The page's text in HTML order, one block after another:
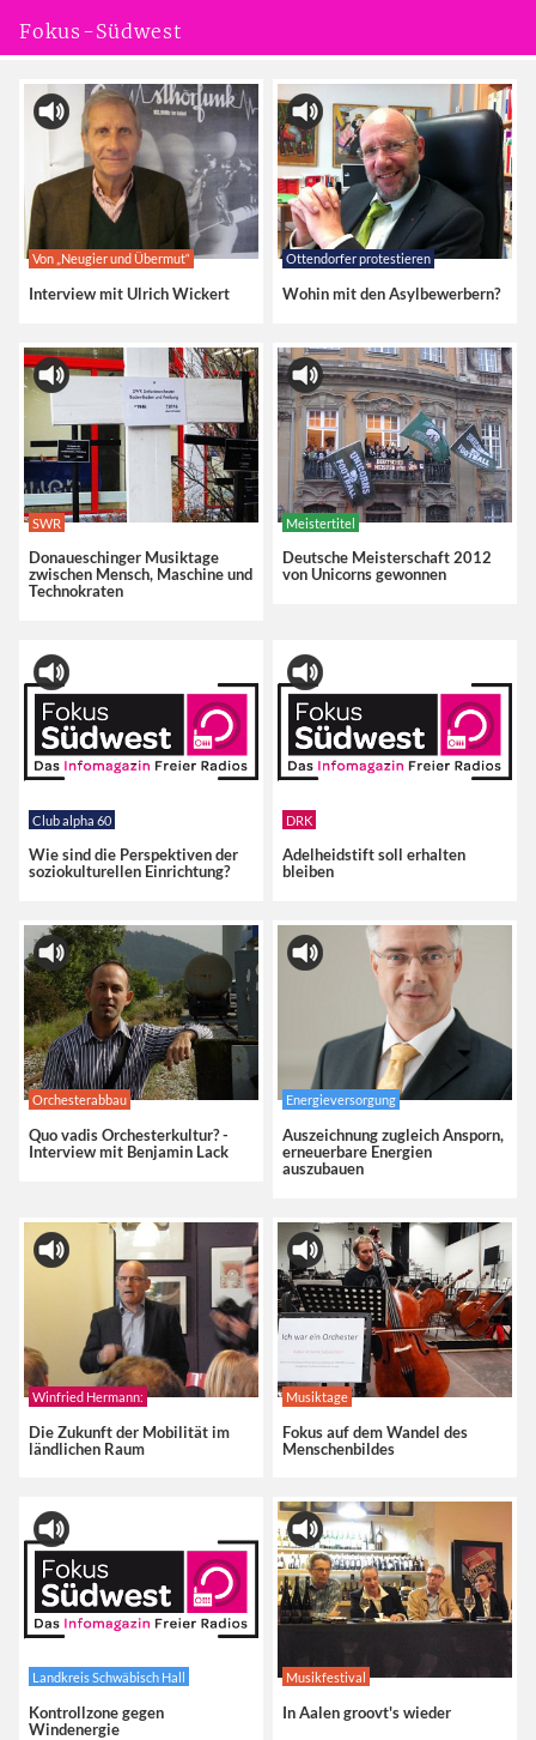
Fokus-Südwest
Von „Neugier und Übermut“
Interview mit Ulrich Wickert
Ottendorfer protestieren
Wohin mit den Asylbewerbern?
SWR
Donaueschinger Musiktage
zwischen Mensch, Maschine und
Technokraten
Meistertitel
Deutsche Meisterschaft 2012
von Unicorns gewonnen
Club alpha 60
Wie sind die Perspektiven der
soziokulturellen Einrichtung?
DRK
Adelheidstift soll erhalten
bleiben
Orchesterabbau
Quo vadis Orchesterkultur? -
Interview mit Benjamin Lack
Energieversorgung
Auszeichnung zugleich Ansporn,
erneuerbare Energien
auszubauen
Winfried Hermann:
Die Zukunft der Mobilität im
ländlichen Raum
Musiktage
Fokus auf dem Wandel des
Menschenbildes
Landkreis Schwäbisch Hall
Kontrollzone gegen
Windenergie
Musikfestival
In Aalen groovt's wieder